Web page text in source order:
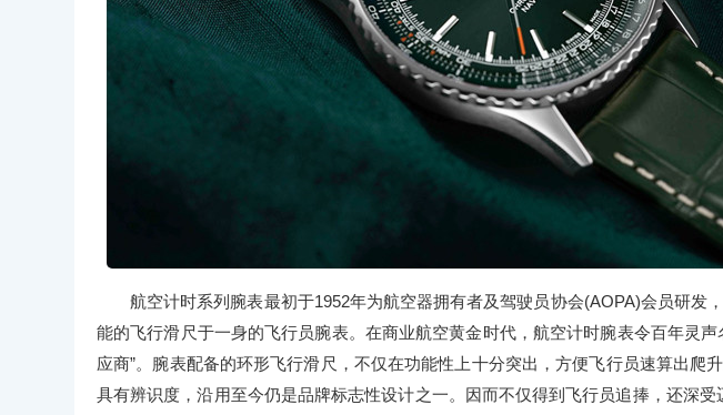
航空计时系列腕表最初于1952年为航空器拥有者及驾驶员协会(AOPA)会员研发
能的飞行滑尺于一身的飞行员腕表。在商业航空黄金时代，航空计时腕表令百年灵
应商”。腕表配备的环形飞行滑尺，不仅在功能性上十分突出，方便飞行员速算出爬
具有辨识度，沿用至今仍是品牌标志性设计之一。因而不仅得到飞行员追捧，还深受